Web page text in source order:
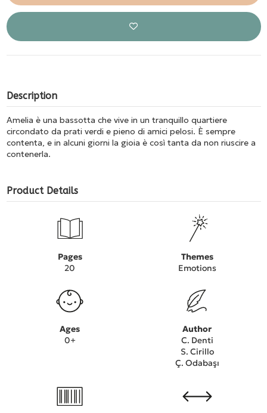
Description
Amelia è una bassotta che vive in un tranquillo quartiere
circondato da prati verdi e pieno di amici pelosi. È sempre
contenta, e in alcuni giorni la gioia è così tanta da non riuscire a
contenerla.
Product Details
Pages
20
Themes
Emotions
Ages
0+
Author
C. Denti
S. Cirillo
Ç. Odabaşı